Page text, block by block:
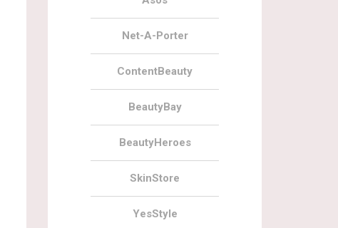
Net-A-Porter
ContentBeauty
BeautyBay
BeautyHeroes
SkinStore
YesStyle